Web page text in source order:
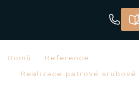
Domů
Reference
Realizace patrové srubové